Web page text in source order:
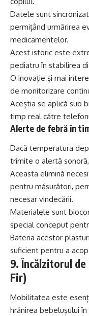
Datele sunt
permițând urmărirea
medicamentelor.
Acest istoric este
pediatru în stabilirea
O inovație și mai
de monitorizare
Aceștia se aplică sub
timp real către
Alerte de febră în
Dacă temperatura
trimite o alertă
Aceasta elimină
pentru măsurători,
necesar vindecării.
Materialele sunt
special conceput
Bateria acestor
suficient pentru a
9. Încălzitorul
Fir)
Mobilitatea este
hrănirea bebelușului